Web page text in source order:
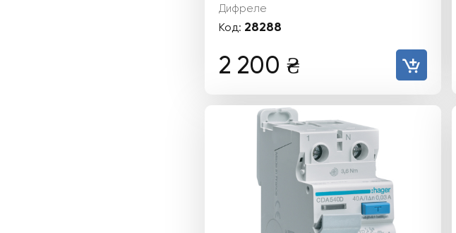
Дифреле
Код: 28288
2 200 ₴